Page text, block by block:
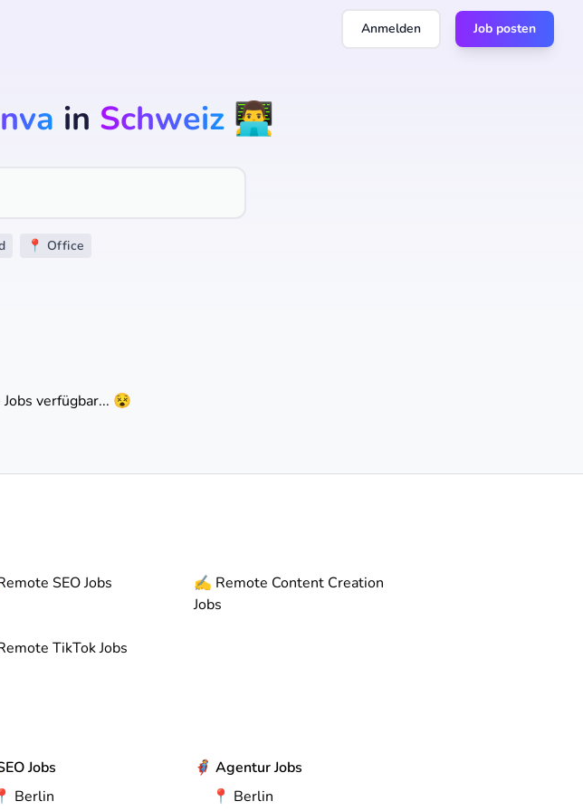
Anmelden Job posten
in Schweiz 👨‍💻
📍 Office
verfügbar... 😵
SEO Jobs ✍️ Remote Content Creation
Jobs
TikTok Jobs
Jobs
Berlin
🦸 Agentur Jobs
📍 Berlin